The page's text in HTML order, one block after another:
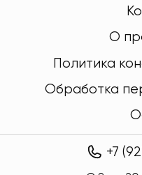
О
Политика
Обработка
+7